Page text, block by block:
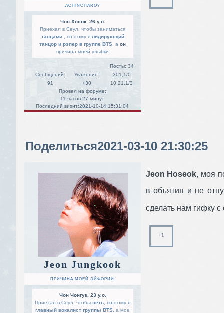
ACHINCHARO?
Чон Хосок, 26 y.o.
Приехал в Сеул, чтобы заниматься
танцами
, поэтому я лидирующий
танцор и рэпер в группе BTS , а он
причина моей улыбки
Сообщений:
91
Уважение:
+30
Посты: 34
301,1/0
10.21,1/3
Провел на форуме:
11 часов 27 минут
Последний визит:2021-10-14 15:31:04
Поделиться2021-03-10 21:30:25
Jeon Jungkook
ПРИЧИНА МОЕЙ ЭЙФОРИИ
Чон Чонгук, 23 y.o.
Приехал в Сеул, чтобы петь , поэтому я
главный вокалист группы BTS , а мое
Jeon Hoseok, моя
в объятия и не
сделать нам гифку
+1